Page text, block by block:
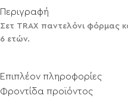
Περιγραφή
Σετ TRAX παντελόνι φόρμας
6 ετών.
Επιπλέον πληροφορίες
Φροντίδα προϊόντος